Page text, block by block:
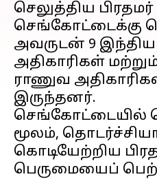
செலுத்திய
செங்கோட்டைக்கு
அவருடன் 9
அதிகாரிகள்
ராணுவ
இருந்தனர்.
செங்கோட்டையில்
மூலம்,
கொடியேற்றிய
பெருமையைப்